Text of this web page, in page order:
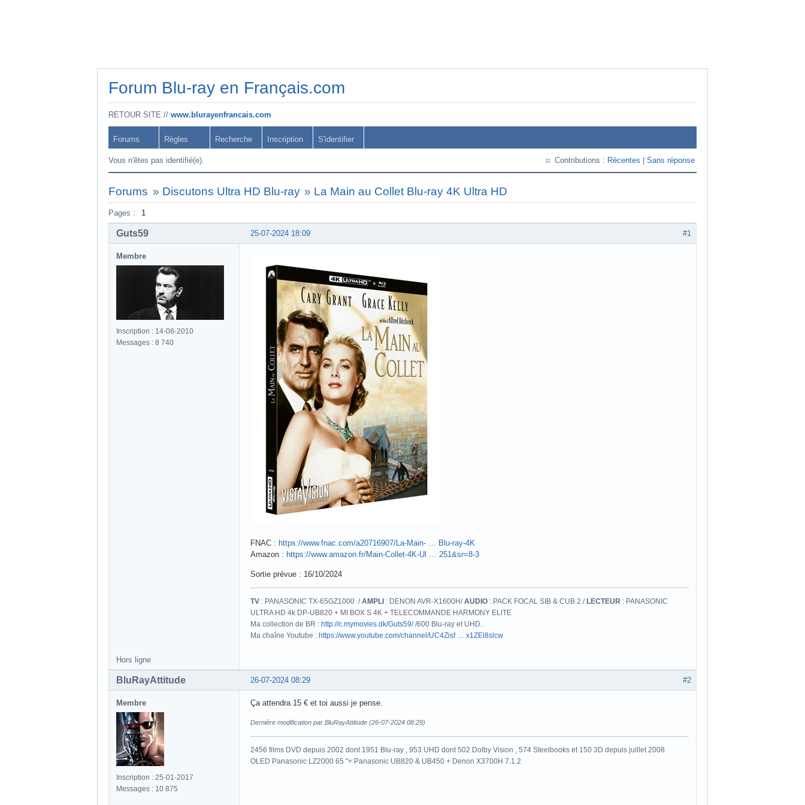
Forum Blu-ray en Français.com
RETOUR SITE // www.blurayenfrancais.com
Forums Règles Recherche Inscription S'identifier
Vous n'êtes pas identifié(e). Contributions : Récentes Sans réponse
Forums » Discutons Ultra HD Blu-ray » La Main au Collet Blu-ray 4K Ultra HD
Pages : 1
#1
25-07-2024 18:09
Guts59
Membre
Inscription : 14-08-2010
Messages : 8 740
FNAC : https://www.fnac.com/a20716907/La-Main- … Blu-ray-4K
Amazon : https://www.amazon.fr/Main-Collet-4K-Ul … 251&sr=8-3
Sortie prévue : 16/10/2024
TV : PANASONIC TX-65GZ1000 /AMPLI : DENON AVR-X1600H/AUDIO : PACK FOCAL SIB & CUB 2 / LECTEUR : PANASONIC
ULTRA HD 4k DP-UB820 + MI BOX S 4K + TELECOMMANDE HARMONY ELITE
Ma collection de BR : http://c.mymovies.dk/Guts59//600 Blu-ray et UHD.
Ma chaîne Youtube : https://www.youtube.com/channel/UC4Zisf … x1ZEl8slcw
Hors ligne
#2
26-07-2024 08:29
BluRayAttitude
Membre
Inscription : 25-01-2017
Messages : 10 875
Ça attendra 15 € et toi aussi je pense.
Dernière modification par BluRayAttitude (26-07-2024 08:29)
2456 films DVD depuis 2002 dont 1951 Blu-ray , 953 UHD dont 502 Dolby Vision , 574 Steelbooks et 150 3D depuis juillet 2008.
OLED Panasonic LZ2000 65 "+ Panasonic UB820 & UB450 + Denon X3700H 7.1.2